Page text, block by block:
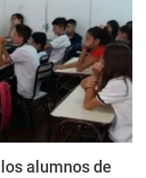
alumnos de